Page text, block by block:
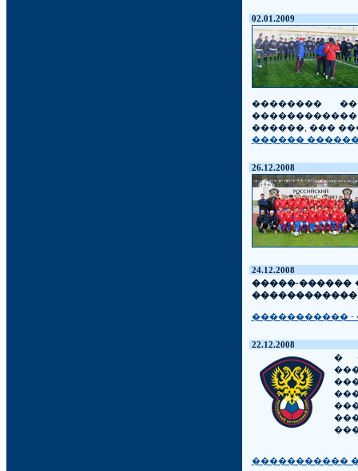
02.01.2009
��������
������, ���
������
26.12.2008
24.12.2008
�����-������
����������� -
22.12.2008
�
����������� ��